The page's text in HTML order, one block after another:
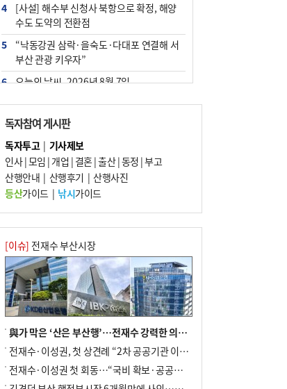
4
[사설] 해수부 신청사 북항으로 확정, 해양
수도 도약의 전환점
5
“낙동강권 삼락·을숙도·다대포 연결해 서
부산 관광 키우자”
6
오늘의 날씨- 2026년 8월 7일
7
부울경 주말부터 비소식…‘극한 폭염’ 한풀
꺾일 듯
8
피란마을 67년 역사인데…전교생 24명 아
미초 통폐합 기로
9
외국인 선원 ‘인신매매 경유지’ 된 부산…
우려가 현실로
10 교육혁신선도지 공모 코앞인데…구·군 난
색에 교육청 ‘쩔쩔’
독자참여 게시판
독자투고| 기사제보
인사|모임 | 개업 | 결혼|출산|동정 |부고
산행안내 | 산행후기 | 산행사진
등산가이드| 낚시가이드
[이슈] 전재수 부산시장
與가 막은 ‘산은 부산행’…전재수 강력한 의지 표명 없인 공염불
전재수·이성권, 첫 상견례 “2차 공공기관 이전 초당 협력”(종합)
전재수·이성권 첫 회동…“국비 확보·공공기관 이전 협력”